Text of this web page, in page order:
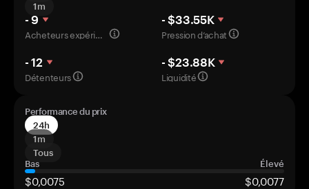
1m
- 9
Acheteurs expérimentés
- $33.55K
Pression d’achat
- 12
Détenteurs
- $23.88K
Liquidité
Performance du prix
24h
1m
Tous
Bas
Élevé
$0,0075 $0,0077